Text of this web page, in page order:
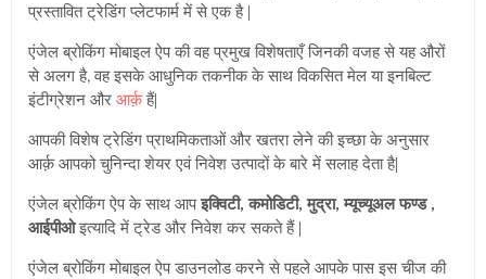
प्रस्तावित ट्रेडिंग प्लेटफार्म में से एक है |
एंजेल ब्रोकिंग मोबाइल ऐप की वह प्रमुख विशेषताएँ जिनकी वजह से यह औरों
से अलग है, वह इसके आधुनिक तकनीक के साथ विकसित मेल या इनबिल्ट
इंटीग्रेशन औरआर्क़हैं|
आपकी विशेष ट्रेडिंग प्राथमिकताओं और खतरा लेने की इच्छा के अनुसार
आर्क़ आपको चुनिन्दा शेयर एवं निवेश उत्पादों के बारे में सलाह देता है|
एंजेल ब्रोकिंग ऐप के साथ आपइक्विटी, कमोडिटी, मुद्रा, म्यूच्यूअल फण्ड ,
आईपीओइत्यादि में ट्रेड और निवेश कर सकते हैं |
एंजेल ब्रोकिंग मोबाइल ऐप डाउनलोड करने से पहले आपके पास इस चीज की